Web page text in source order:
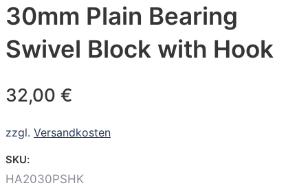
30mm Plain Bearing
Swivel Block with Hook
32,00 €
zzgl. Versandkosten
SKU:
HA2030PSHK